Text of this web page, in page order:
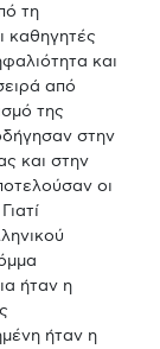
τη
καθηγητές
και
από
της
στην
και στην
οι
ήταν η
ήταν η